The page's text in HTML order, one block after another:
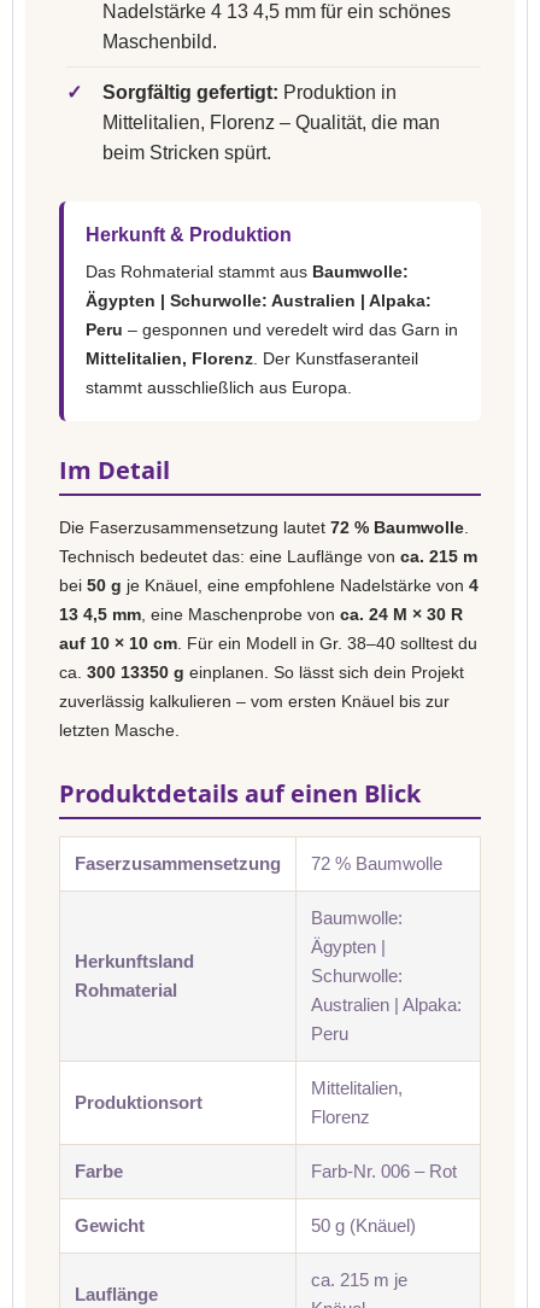
Nadelstärke 4 13 4,5 mm für ein schönes
Maschenbild.
✓ Sorgfältig gefertigt: Produktion in
Mittelitalien, Florenz – Qualität, die man
beim Stricken spürt.
Herkunft & Produktion
Das Rohmaterial stammt aus Baumwolle:
Ägypten | Schurwolle: Australien | Alpaka:
Peru – gesponnen und veredelt wird das Garn in
Mittelitalien, Florenz . Der Kunstfaseranteil
stammt ausschließlich aus Europa.
Im Detail
Die Faserzusammensetzung lautet 72 % Baumwolle
Technisch bedeutet das: eine Lauflänge von ca. 215 m
bei 50 g je Knäuel, eine empfohlene Nadelstärke von 4
13 4,5 mm , eine Maschenprobe von ca. 24 M × 30 R
auf 10 × 10 cm . Für ein Modell in Gr. 38–40 solltest du
ca. 300 13350 g einplanen. So lässt sich dein Projekt
zuverlässig kalkulieren – vom ersten Knäuel bis zur
letzten Masche.
Produktdetails auf einen Blick
Faserzusammensetzung 72 % Baumwolle
Herkunftsland
Rohmaterial
Baumwolle:
Ägypten |
Schurwolle:
Australien | Alpaka:
Peru
Produktionsort
Mittelitalien,
Florenz
Farbe Farb-Nr. 006 – Rot
Gewicht 50 g (Knäuel)
Lauflänge
ca. 215 m je